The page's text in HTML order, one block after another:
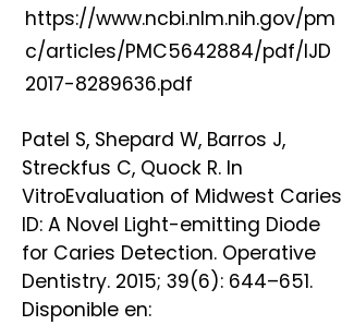
https://www.ncbi.nlm.nih.gov/pm
c/articles/PMC5642884/pdf/IJD
2017-8289636.pdf
Patel S, Shepard W, Barros J,
Streckfus C, Quock R. In
VitroEvaluation of Midwest Caries
ID: A Novel Light-emitting Diode
for Caries Detection. Operative
Dentistry. 2015; 39(6): 644–651.
Disponible en: